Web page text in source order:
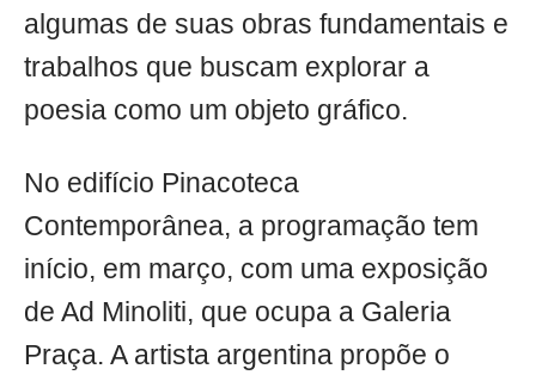
algumas de suas obras fundamentais e
trabalhos que buscam explorar a
poesia como um objeto gráfico.
No edifício Pinacoteca
Contemporânea, a programação tem
início, em março, com uma exposição
de Ad Minoliti, que ocupa a Galeria
Praça. A artista argentina propõe o